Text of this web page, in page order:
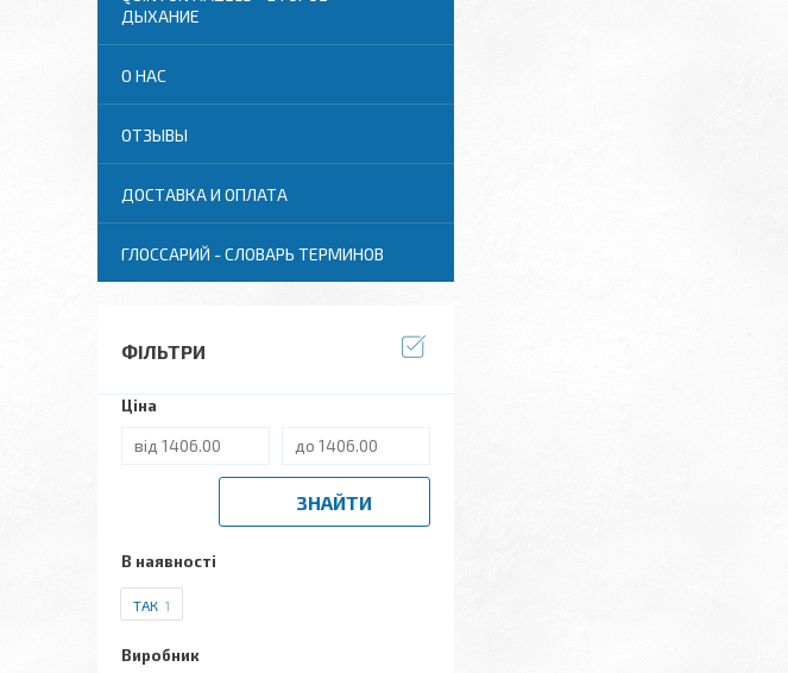
ДЫХАНИЕ
О НАС
ОТЗЫВЫ
ДОСТАВКА И ОПЛАТА
ГЛОССАРИЙ - СЛОВАРЬ ТЕРМИНОВ
ФІЛЬТРИ
Ціна
ЗНАЙТИ
В наявності
ТАК 1
Виробник